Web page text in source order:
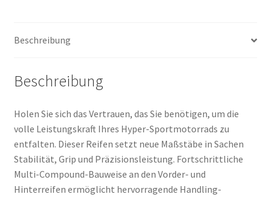
Beschreibung
Beschreibung
Holen Sie sich das Vertrauen, das Sie benötigen, um die
volle Leistungskraft Ihres Hyper-Sportmotorrads zu
entfalten. Dieser Reifen setzt neue Maßstäbe in Sachen
Stabilität, Grip und Präzisionsleistung. Fortschrittliche
Multi-Compound-Bauweise an den Vorder- und
Hinterreifen ermöglicht hervorragende Handling-